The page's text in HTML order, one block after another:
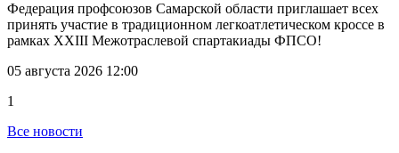
Федерация профсоюзов Самарской области приглашает всех
принять участие в традиционном легкоатлетическом кроссе в
рамках XXIII Межотраслевой спартакиады ФПСО!
05 августа 2026 12:00
1
Все новости